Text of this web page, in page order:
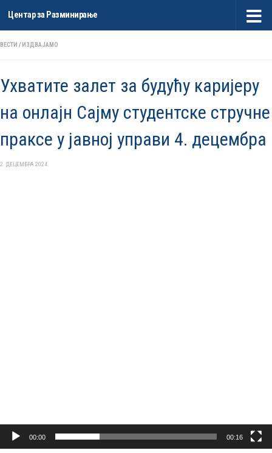
Skip to content
Центар за Разминирање
ВЕСТИ /ИЗДВАЈАМО
Ухватите залет за будућу каријеру
на онлајн Сајму студентске стручне
праксе у јавној управи 4. децембра
2. ДЕЦЕМБРА 2024.
00:00 00:16